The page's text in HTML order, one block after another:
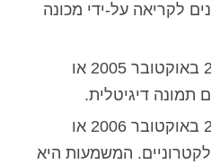
לקריאה על-ידי מכונה
דרכוני VWP שהונפקו ב-26 באוקטובר 2005 או
תמונה דיגיטלית.
דרכוני VWP שהונפקו ב-26 באוקטובר 2006 או
המשמעות היא